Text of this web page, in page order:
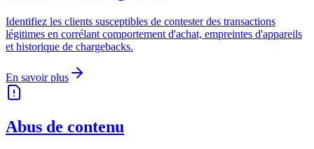
Identifiez les clients susceptibles de contester des transactions
légitimes en corrélant comportement d'achat, empreintes d'appareils
et historique de chargebacks.
En savoir plus
Abus de contenu